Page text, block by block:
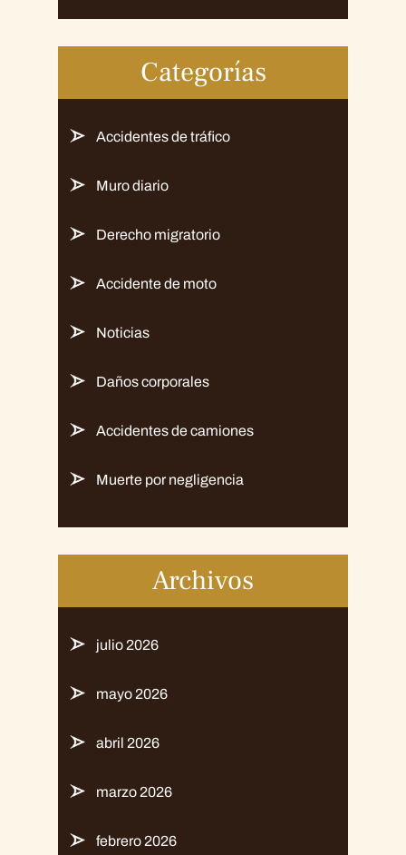
Categorías
Accidentes de tráfico
Muro diario
Derecho migratorio
Accidente de moto
Noticias
Daños corporales
Accidentes de camiones
Muerte por negligencia
Archivos
julio 2026
mayo 2026
abril 2026
marzo 2026
febrero 2026